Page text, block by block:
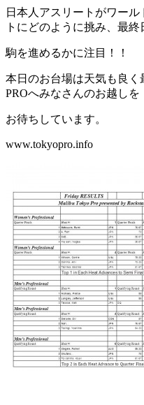
日本人アスリートがワー
トにどのように挑み、最終
駒を進めるかに注目！！
本日のお台場は天気も良
PROへみなさんのお越しを
お待ちしています。
www.tokyopro.info